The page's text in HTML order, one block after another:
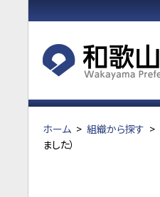
ホーム > 組織から探す >
ました）